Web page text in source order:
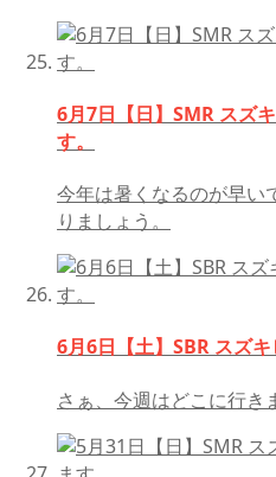
6月7日【日】SMR スズ
す。
今年は暑くなるのが早い
りましょう。
6月6日【土】SBR スズ
さぁ、今週はどこに行き